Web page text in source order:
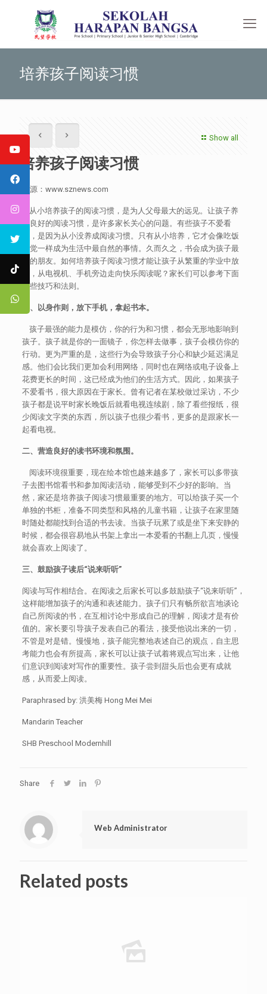
培养孩子阅读习惯
Show all
培养孩子阅读习惯
来源：www.sznews.com
从小培养孩子的阅读习惯，是为人父母最大的远见。让孩子养
成良好的阅读习惯，是许多家长关心的问题。有些孩子不爱看
书，是因为从小没养成阅读习惯。只有从小培养，它才会像吃饭
睡觉一样成为生活中最自然的事情。久而久之，书会成为孩子最
好的朋友。如何培养孩子阅读习惯才能让孩子从繁重的学业中放
松，从电视机、手机旁边走向快乐阅读呢？家长们可以参考下面
这些技巧和法则。
一、以身作则，放下手机，拿起书本。
孩子最强的能力是模仿，你的行为和习惯，都会无形地影响到
孩子。孩子就是你的一面镜子，你怎样去做事，孩子会模仿你的
行动。更为严重的是，这些行为会导致孩子分心和缺少延迟满足
感。他们会比我们更加会利用网络，同时也在网络或电子设备上
花费更长的时间，这已经成为他们的生活方式。因此，如果孩子
不爱看书，很大原因在于家长。曾有记者在某校做过采访，不少
孩子都是说平时家长晚饭后就看电视连续剧，除了看些报纸，很
少阅读文字类的东西，所以孩子也很少看书，更多的是跟家长一
起看电视。
二、营造良好的读书环境和氛围。
阅读环境很重要，现在绘本馆也越来越多了，家长可以多带孩
子去图书馆看书和参加阅读活动，能够受到不少好的影响。当
然，家还是培养孩子阅读习惯最重要的地方。可以给孩子买一个
单独的书柜，准备不同类型和风格的儿童书籍，让孩子在家里随
时随处都能找到合适的书去读。当孩子玩累了或是坐下来安静的
时候，都会很容易地从书架上拿出一本爱看的书翻上几页，慢慢
就会喜欢上阅读了。
三、鼓励孩子读后“说来听听”
阅读与写作相结合。在阅读之后家长可以多鼓励孩子“说来听听”，
这样能增加孩子的沟通和表述能力。孩子们只有畅所欲言地谈论
自己所阅读的书，在互相讨论中形成自己的理解，阅读才是有价
值的。家长要引导孩子发表自己的看法，接受他说出来的一切，
不管是对是错。慢慢地，孩子能完整地表述自己的观点，自主思
考能力也会有所提高，家长可以让孩子试着将观点写出来，让他
们意识到阅读对写作的重要性。孩子尝到甜头后也会更有成就
感，从而爱上阅读。
Paraphrased by: 洪美梅 Hong Mei Mei
Mandarin Teacher
SHB Preschool Modernhill
Share
Web Administrator
Related posts